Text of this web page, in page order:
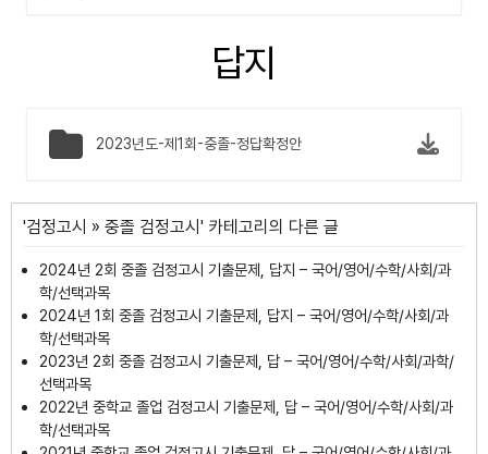
답지
2023년도-제1회-중졸-정답확정안
'검정고시 » 중졸 검정고시 ' 카테고리의 다른 글
2024년 2회 중졸 검정고시 기출문제, 답지 – 국어/영어/수학/사회/과
학/선택과목
2024년 1회 중졸 검정고시 기출문제, 답지 – 국어/영어/수학/사회/과
학/선택과목
2023년 2회 중졸 검정고시 기출문제, 답 – 국어/영어/수학/사회/과학/
선택과목
2022년 중학교 졸업 검정고시 기출문제, 답 – 국어/영어/수학/사회/과
학/선택과목